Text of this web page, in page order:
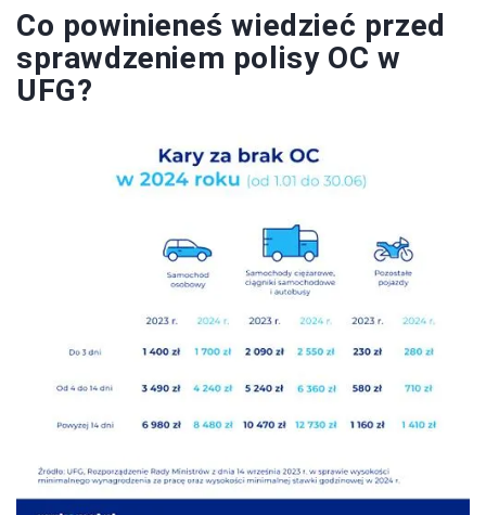
Co powinieneś wiedzieć przed
sprawdzeniem polisy OC w
UFG?